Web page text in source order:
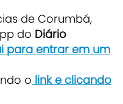
de Corumbá,
do Diário
para entrar em um
o link e clicando